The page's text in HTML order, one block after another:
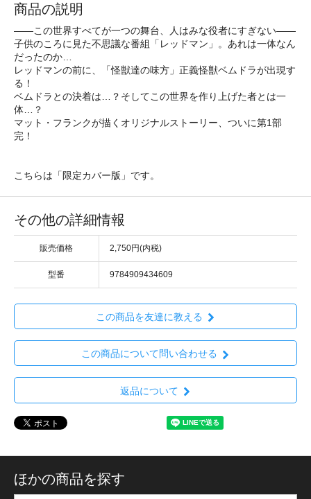
商品の説明
――この世界すべてが一つの舞台、人はみな役者にすぎない――
子供のころに見た不思議な番組「レッドマン」。あれは一体なん
だったのか…
レッドマンの前に、「怪獣達の味方」正義怪獣ベムドラが出現す
る！
ベムドラとの決着は…？そしてこの世界を作り上げた者とは一
体…？
マット・フランクが描くオリジナルストーリー、ついに第1部
完！
こちらは「限定カバー版」です。
その他の詳細情報
販売価格 2,750円(内税)
型番 9784909434609
この商品を友達に教える
この商品について問い合わせる
返品について
ほかの商品を探す